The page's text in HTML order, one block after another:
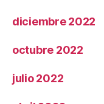
diciembre 2022
octubre 2022
julio 2022